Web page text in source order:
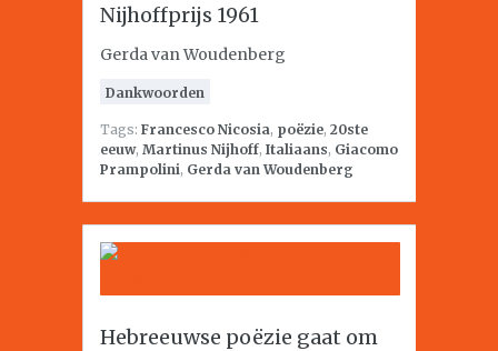
Nijhoffprijs 1961
Gerda van Woudenberg
Dankwoorden
Tags: Francesco Nicosia, poëzie, 20ste
eeuw, Martinus Nijhoff, Italiaans, Giacomo
Prampolini, Gerda van Woudenberg
Hebreeuwse poëzie gaat om